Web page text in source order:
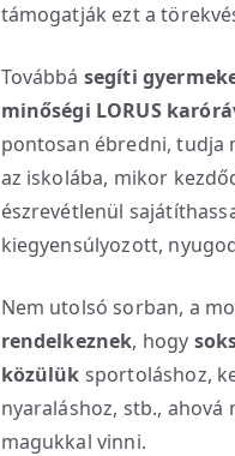
támogatják ezt a
Továbbá segíti
minőségi LORUS
pontosan ébredni, tudja
az iskolába, mikor
észrevétlenül
kiegyensúlyozott,
Nem utolsó sorban, a
rendelkeznek, hogy
közülük sportoláshoz,
nyaraláshoz, stb.,
magukkal vinni.